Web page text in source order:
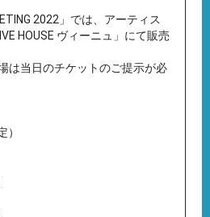
2022」では、アーティス
HOUSE ヴィーニュ」にて販売
は当日のチケットのご提示が必
）